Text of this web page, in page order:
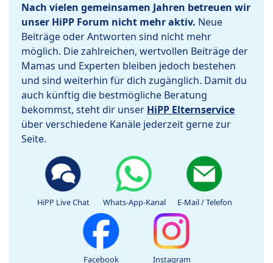
Nach vielen gemeinsamen Jahren betreuen wir
unser HiPP Forum nicht mehr aktiv. Neue
Beiträge oder Antworten sind nicht mehr
möglich. Die zahlreichen, wertvollen Beiträge der
Mamas und Experten bleiben jedoch bestehen
und sind weiterhin für dich zugänglich. Damit du
auch künftig die bestmögliche Beratung
bekommst, steht dir unser HiPP Elternservice
über verschiedene Kanäle jederzeit gerne zur
Seite.
HiPP Live Chat Whats-App-Kanal E-Mail / Telefon
Facebook Instagram